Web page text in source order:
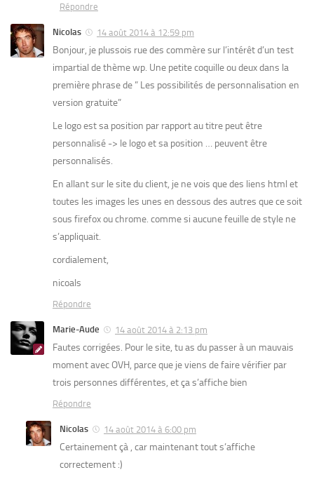
Répondre
Nicolas 14 août 2014 à 12:59 pm
Bonjour, je plussois rue des commère sur l’intérêt d’un test
impartial de thème wp. Une petite coquille ou deux dans la
première phrase de ” Les possibilités de personnalisation en
version gratuite”
Le logo est sa position par rapport au titre peut être
personnalisé -> le logo et sa position … peuvent être
personnalisés.
En allant sur le site du client, je ne vois que des liens html et
toutes les images les unes en dessous des autres que ce soit
sous firefox ou chrome. comme si aucune feuille de style ne
s’appliquait.
cordialement,
nicoals
Répondre
Marie-Aude 14 août 2014 à 2:13 pm
Fautes corrigées. Pour le site, tu as du passer à un mauvais
moment avec OVH, parce que je viens de faire vérifier par
trois personnes différentes, et ça s’affiche bien
Répondre
Nicolas 14 août 2014 à 6:00 pm
Certainement çà , car maintenant tout s’affiche
correctement :)